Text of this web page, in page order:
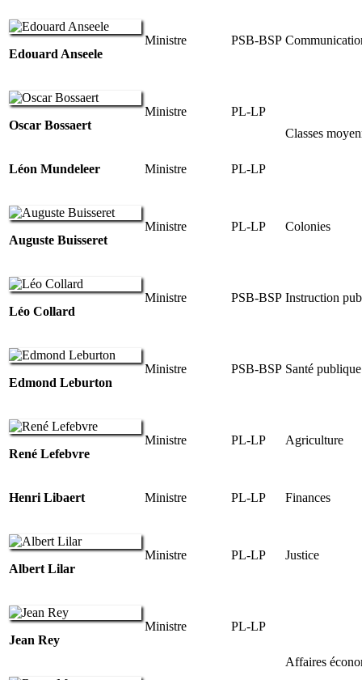
Edouard Anseele
Ministre PSB-BSP
Oscar Bossaert
Ministre
PL-LP
Classes
Léon Mundeleer Ministre PL-LP
Auguste Buisseret
Ministre PL-LP Colonies
Léo Collard
Ministre PSB-BSP Instruction
Edmond Leburton
Ministre PSB-BSP Santé
René Lefebvre
Ministre PL-LP Agriculture
Henri Libaert Ministre PL-LP Finances
Albert Lilar
Ministre PL-LP Justice
Jean Rey
Ministre PL-LP
Affaires